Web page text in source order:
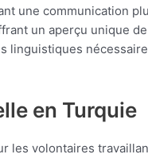
une communication
un aperçu unique
linguistiques
en Turquie
volontaires